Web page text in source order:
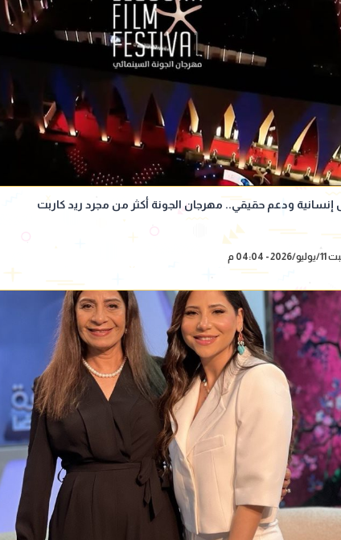
إنسانية ودعم حقيقي.. مهرجان الجونة أكثر من مجرد ريد كاربت
- 04:04 م